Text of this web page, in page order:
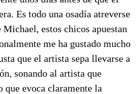
Es todo una osadía atreverse
estos chicos apuestan
me ha gustado mucho
que el artista sepa llevarse a
sonando al artista que
que evoca claramente la